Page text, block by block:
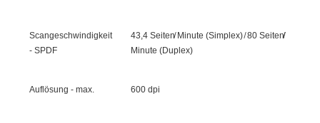
Scangeschwindigkeit
- SPDF
43,4 Seiten̸ Minute (Simplex) ̸ 80 Seiten̸̸
Minute (Duplex)
Auflösung - max. 600 dpi